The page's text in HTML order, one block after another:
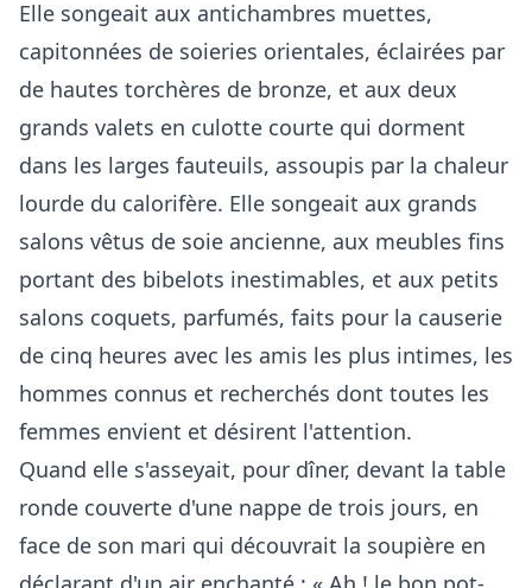
Elle songeait aux antichambres muettes,
capitonnées de soieries orientales, éclairées par
de hautes torchères de bronze, et aux deux
grands valets en culotte courte qui dorment
dans les larges fauteuils, assoupis par la chaleur
lourde du calorifère. Elle songeait aux grands
salons vêtus de soie ancienne, aux meubles fins
portant des bibelots inestimables, et aux petits
salons coquets, parfumés, faits pour la causerie
de cinq heures avec les amis les plus intimes, les
hommes connus et recherchés dont toutes les
femmes envient et désirent l'attention.
Quand elle s'asseyait, pour dîner, devant la table
ronde couverte d'une nappe de trois jours, en
face de son mari qui découvrait la soupière en